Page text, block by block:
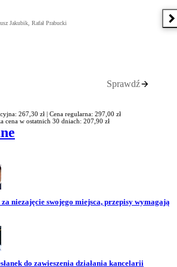
Jakubik, Rafał Prabucki
Sprawdź
267,30 zł | Cena regularna: 297,00 zł
cena w ostatnich 30 dniach: 207,90 zł
niezajęcie swojego miejsca, przepisy wymagają
do zawieszenia działania kancelarii